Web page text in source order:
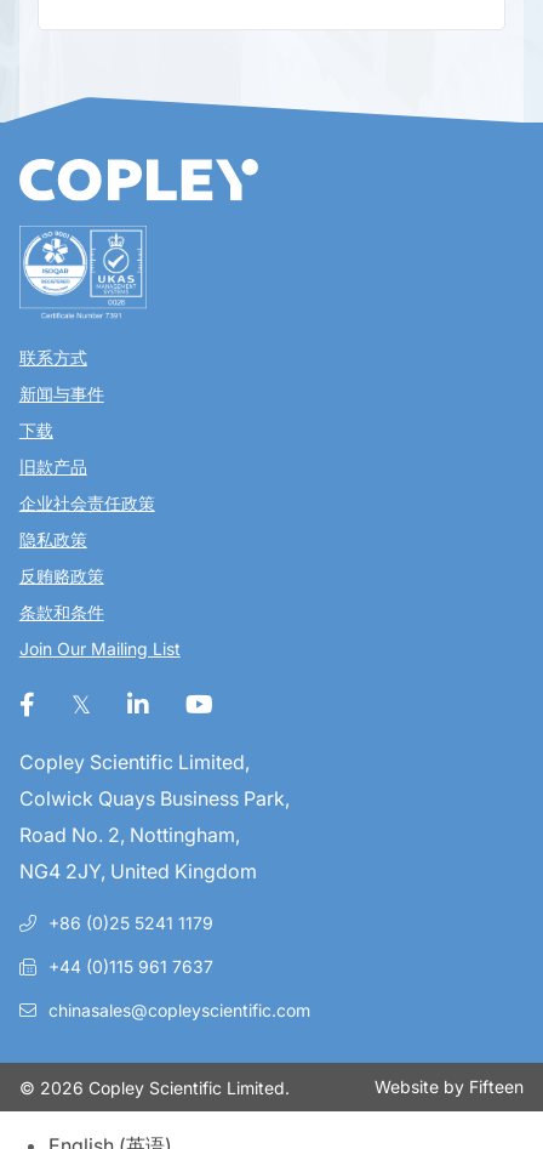
联系方式
新闻与事件
下载
旧款产品
企业社会责任政策
隐私政策
反贿赂政策
条款和条件
Join Our Mailing List
Copley Scientific Limited,
Colwick Quays Business Park,
Road No. 2, Nottingham,
NG4 2JY, United Kingdom
+86 (0)25 5241 1179
+44 (0)115 961 7637
chinasales@copleyscientific.com
© 2026 Copley Scientific Limited. Website by Fifteen